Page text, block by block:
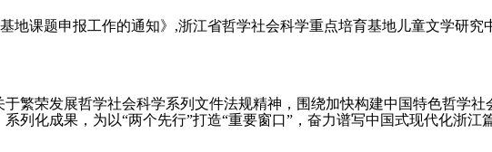
地课题申报工作的通知》,浙江省哲学社会科学重点培育基地儿童文学研究
繁荣发展哲学社会科学系列文件法规精神，围绕加快构建中国特色哲学
化成果，为以“两个先行”打造“重要窗口”，奋力谱写中国式现代化浙江